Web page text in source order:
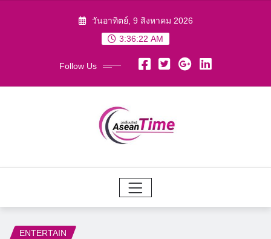
วันอาทิตย์, 9 สิงหาคม 2026
3:36:24 AM
Follow Us
ENTERTAIN